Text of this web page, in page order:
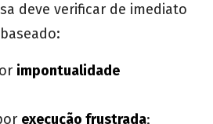
deve verificar de imediato
impontualidade
execução frustrada;